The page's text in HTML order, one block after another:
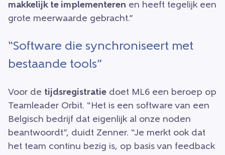
makkelijk te implementeren en heeft tegelijk een
grote meerwaarde gebracht.”
“Software die synchroniseert met
bestaande tools”
Voor de tijdsregistratie doet ML6 een beroep op
Teamleader Orbit. “Het is een software van een
Belgisch bedrijf dat eigenlijk al onze noden
beantwoordt”, duidt Zenner. “Je merkt ook dat
het team continu bezig is, op basis van feedback